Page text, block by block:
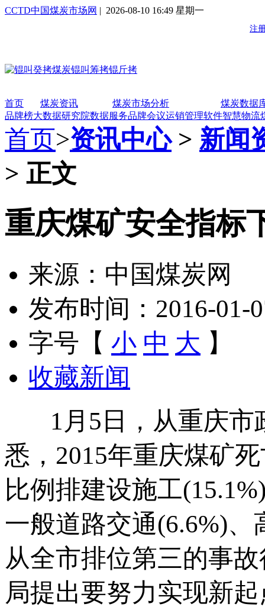
CCTD中国煤炭市场网 | 2026-08-10 16:49 星期一
首页 煤炭资讯 煤炭市场分析
煤炭数据
品牌榜大数据研究院数据服务品牌会议运销管理软件智慧物流
首页>资讯中心> 新闻
> 正文
重庆煤矿安全指标
来源：中国煤炭网
发布时间：2016-01-
字号【 小 中 大 】
收藏新闻
1月5日，从重庆市
悉，2015年重庆煤矿
比例排建设施工
一般道路交通(6.6%)
从全市排位第三的事
局提出要努力实现新